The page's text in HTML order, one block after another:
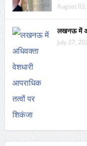
August
लखनऊ में
July 27,